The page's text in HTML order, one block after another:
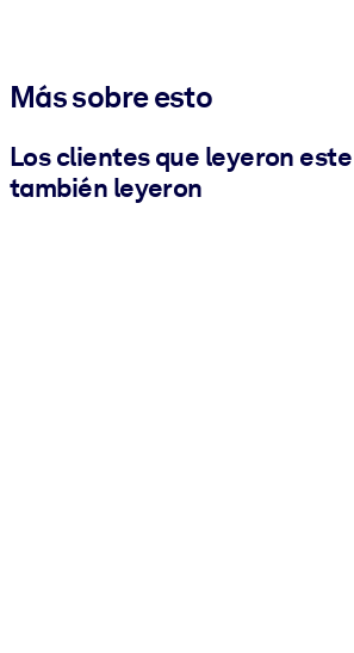
Más sobre esto
Los clientes que leyeron
también leyeron